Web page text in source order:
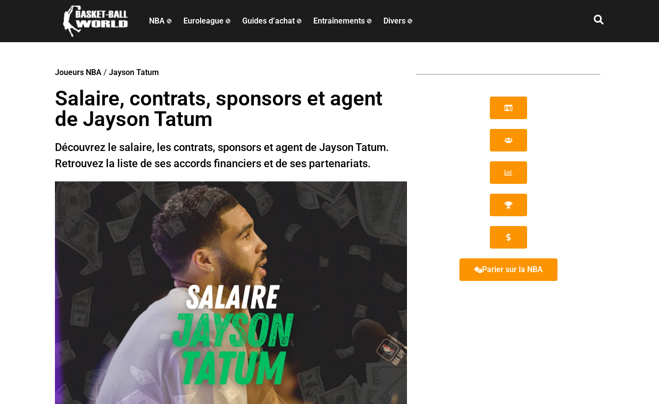
NBA Euroleague Guides d’achat Entraînements Divers
Joueurs NBA / Jayson Tatum
Salaire, contrats, sponsors et agent
de Jayson Tatum
Découvrez le salaire, les contrats, sponsors et agent de Jayson Tatum.
Retrouvez la liste de ses accords financiers et de ses partenariats.
Parier sur la NBA